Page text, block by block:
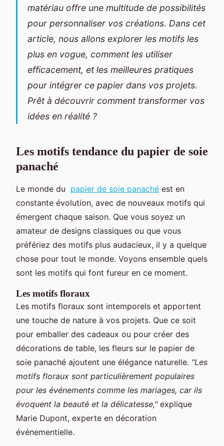
matériau offre une multitude de possibilités
pour personnaliser vos créations. Dans cet
article, nous allons explorer les motifs les
plus en vogue, comment les utiliser
efficacement, et les meilleures pratiques
pour intégrer ce papier dans vos projets.
Prêt à découvrir comment transformer vos
idées en réalité ?
Les motifs tendance du papier de soie
panaché
Le monde du papier de soie panaché est en
constante évolution, avec de nouveaux motifs qui
émergent chaque saison. Que vous soyez un
amateur de designs classiques ou que vous
préfériez des motifs plus audacieux, il y a quelque
chose pour tout le monde. Voyons ensemble quels
sont les motifs qui font fureur en ce moment.
Les motifs floraux
Les motifs floraux sont intemporels et apportent
une touche de nature à vos projets. Que ce soit
pour emballer des cadeaux ou pour créer des
décorations de table, les fleurs sur le papier de
soie panaché ajoutent une élégance naturelle. "Les
motifs floraux sont particulièrement populaires
pour les événements comme les mariages, car ils
évoquent la beauté et la délicatesse,"explique
Marie Dupont, experte en décoration
événementielle.